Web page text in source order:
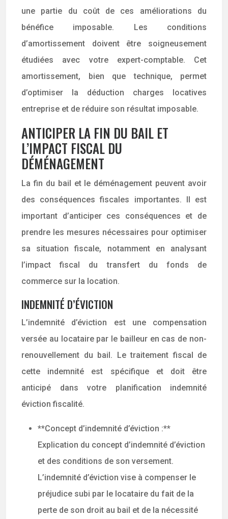
une partie du coût de ces améliorations du
bénéfice imposable. Les conditions
d’amortissement doivent être soigneusement
étudiées avec votre expert-comptable. Cet
amortissement, bien que technique, permet
d’optimiser la déduction charges locatives
entreprise et de réduire son résultat imposable.
ANTICIPER LA FIN DU BAIL ET
L’IMPACT FISCAL DU
DÉMÉNAGEMENT
La fin du bail et le déménagement peuvent avoir
des conséquences fiscales importantes. Il est
important d’anticiper ces conséquences et de
prendre les mesures nécessaires pour optimiser
sa situation fiscale, notamment en analysant
l’impact fiscal du transfert du fonds de
commerce sur la location.
INDEMNITÉ D’ÉVICTION
L’indemnité d’éviction est une compensation
versée au locataire par le bailleur en cas de non-
renouvellement du bail. Le traitement fiscal de
cette indemnité est spécifique et doit être
anticipé dans votre planification indemnité
éviction fiscalité.
**Concept d’indemnité d’éviction :**
Explication du concept d’indemnité d’éviction
et des conditions de son versement.
L’indemnité d’éviction vise à compenser le
préjudice subi par le locataire du fait de la
perte de son droit au bail et de la nécessité